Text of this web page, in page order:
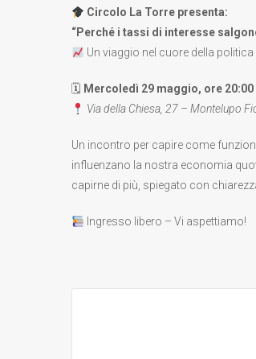
Circolo La Torre presenta:
“Perché i tassi di interesse
Un viaggio nel cuore della
🗓 Mercoledì 29 maggio, ore 20:00
Via della Chiesa, 27 – Montelupo
Un incontro per capire come
influenzano la nostra economia
capirne di più, spiegato con
Ingresso libero – Vi aspettiamo!